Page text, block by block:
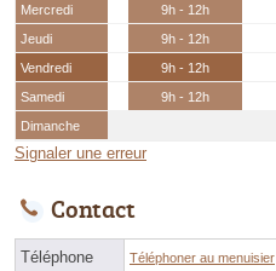
Mercredi
9h - 12h
Jeudi
9h - 12h
Vendredi
9h - 12h
Samedi
9h - 12h
Dimanche
Signaler une erreur
Contact
Téléphone Téléphoner au menuisier